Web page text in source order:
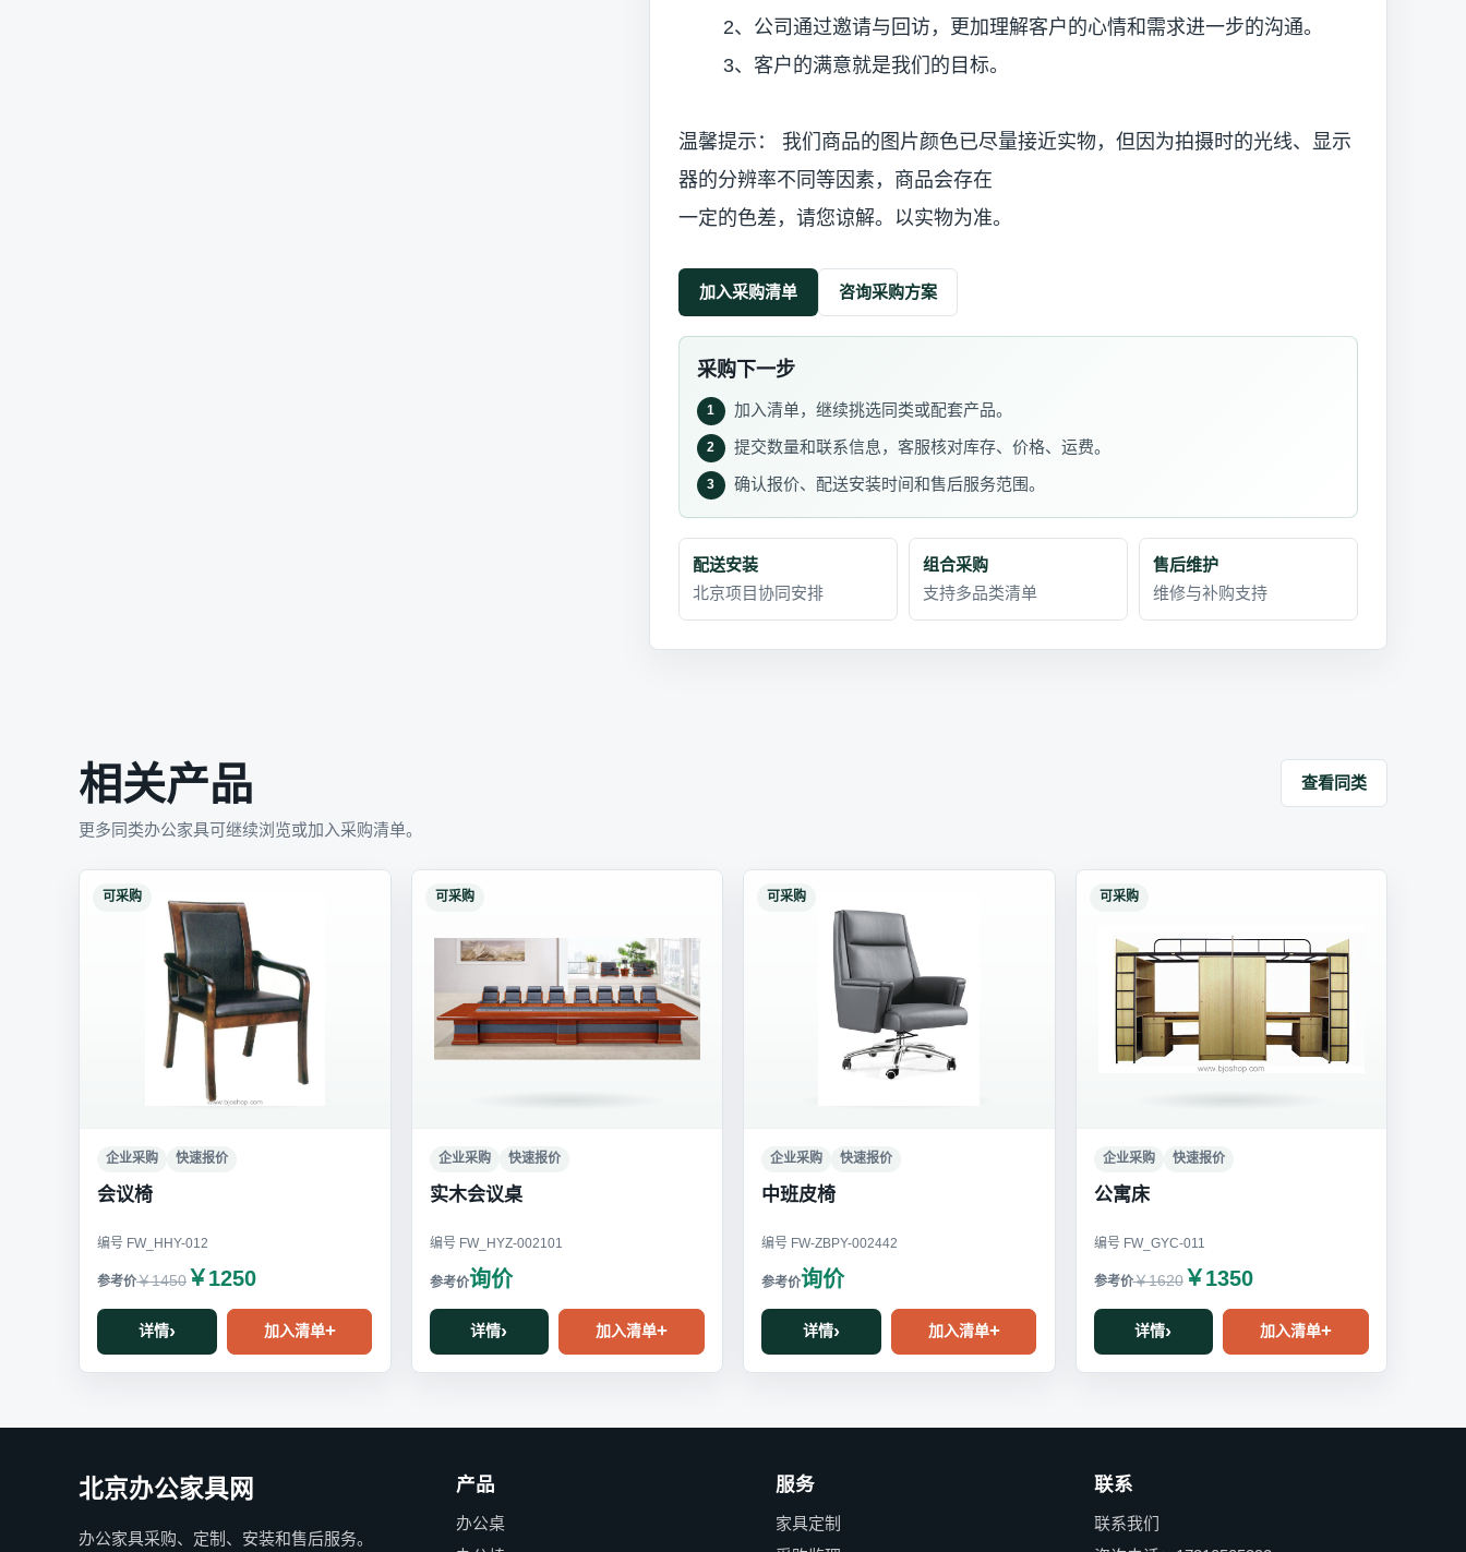
2、公司通过邀请与回访，更加理解客户的心情和需求进一步的沟通。
3、客户的满意就是我们的目标。
温馨提示： 我们商品的图片颜色已尽量接近实物，但因为拍摄时的光线、显示
器的分辨率不同等因素，商品会存在
一定的色差，请您谅解。以实物为准。
加入采购清单 咨询采购方案
采购下一步
1 加入清单，继续挑选同类或配套产品。
2 提交数量和联系信息，客服核对库存、价格、运费。
3 确认报价、配送安装时间和售后服务范围。
配送安装
北京项目协同安排
组合采购
支持多品类清单
售后维护
维修与补购支持
相关产品
更多同类办公家具可继续浏览或加入采购清单。
查看同类
可采购
企业采购 快速报价
会议椅
编号 FW_HHY-012
￥1450 ￥1250
详情 加入清单
可采购
企业采购 快速报价
实木会议桌
编号 FW_HYZ-002101
询价
详情 加入清单
可采购
企业采购 快速报价
中班皮椅
编号 FW-ZBPY-002442
询价
详情 加入清单
可采购
企业采购 快速报价
公寓床
编号 FW_GYC-011
￥1620￥1350
详情 加入清单
北京办公家具网
办公家具采购、定制、安装和售后服务。
产品
办公桌
服务
家具定制
联系
联系我们